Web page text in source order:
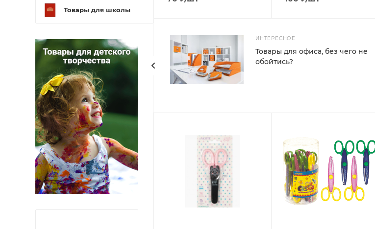
ИНТЕРЕСНОЕ
Товары для офиса, без чего не
обойтись?
Товары для школы